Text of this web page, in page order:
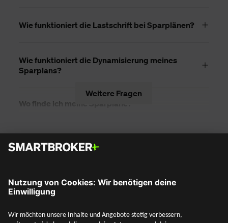
Wie funktioniert die Lastschrift bei Sparplänen?
Wie funktioniert die Dynamisierung meines
Sparplans?
Weitere Fragen
Wo finde ich meine Sparpläne?